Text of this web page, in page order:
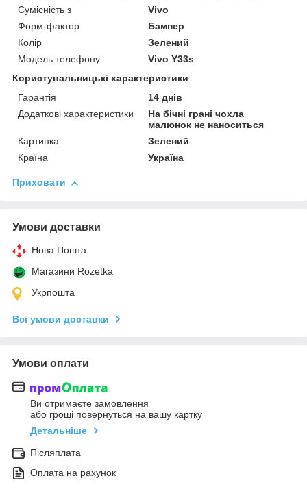
Сумісність з
Vivo
Форм-фактор
Бампер
Колір
Зелений
Модель телефону
Vivo Y33s
Користувальницькі характеристики
Гарантія
14 днів
Додаткові характеристики
На бічні грані чохла
малюнок не наноситься
Картинка
Зелений
Країна
Україна
Приховати
Умови доставки
Нова Пошта
Магазини Rozetka
Укрпошта
Всі умови доставки
Умови оплати
Ви отримаєте замовлення
або гроші повернуться на вашу картку
Детальніше
Післяплата
Оплата на рахунок